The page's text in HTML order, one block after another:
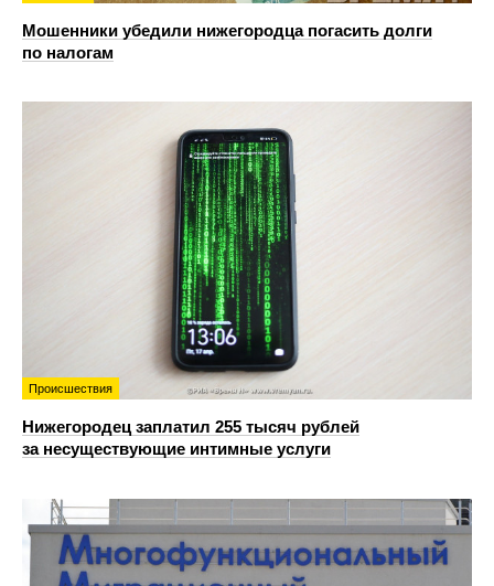
Мошенники убедили нижегородца погасить долги
по налогам
Происшествия
Нижегородец заплатил 255 тысяч рублей
за несуществующие интимные услуги